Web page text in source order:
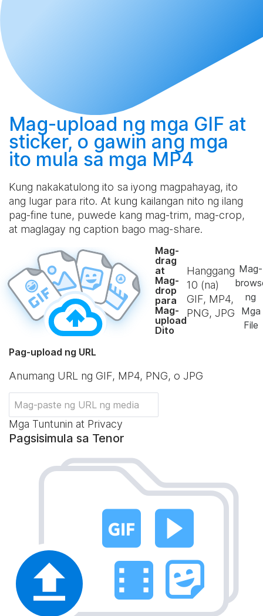
Mag-upload ng mga GIF at
sticker, o gawin ang mga
ito mula sa mga MP4
Kung nakakatulong ito sa iyong magpahayag, ito
ang lugar para rito. At kung kailangan nito ng ilang
pag-fine tune, puwede kang mag-trim, mag-crop,
at maglagay ng caption bago mag-share.
Mag-
drag
at
Mag-
drop
para
Mag-
upload
Dito
Hanggang
10 (na)
GIF, MP4,
PNG, JPG
Mag-
ng
Mga
File
Pag-upload ng URL
Anumang URL ng GIF, MP4, PNG, o JPG
Mga Tuntunin at Privacy
Pagsisimula sa Tenor